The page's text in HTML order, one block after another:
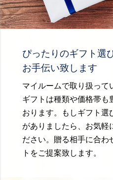
ぴったりのギフト選
お手伝い致します
マイルームで取り扱って
ギフトは種類や価格帯も
おります。もしギフト選
がありましたら、お気軽
ださい。贈る相手に合わ
トをご提案致します。